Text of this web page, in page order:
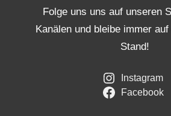
Folge uns uns auf unseren
Kanälen und bleibe immer
Stand!
Instagram
Facebook